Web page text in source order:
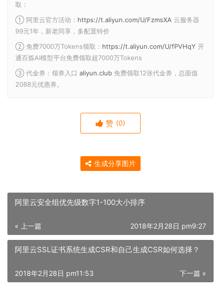
取：
① 阿里云官方活动： https://t.aliyun.com/U/FzmsXA 云服务器
99元1年，新老同享，多配置特价
② 免费7000万Tokens领取： https://t.aliyun.com/U/fPVHqY 开
通百炼AI模型平台免费领取超7000万Tokens
③ 代金券：领券入口 aliyun.club 免费领取12张代金券，总面值
2088元优惠券。
赞 (0)
生成分享图片
阿里云安全组优先级数字1-100大小排序
« 上一篇 2018年2月28日 pm9:27
阿里云SSL证书系统生成CSR和自己生成CSR如何选择？
下一篇 »
2018年2月28日 pm11:53